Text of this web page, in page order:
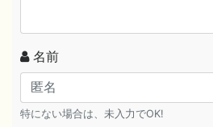
名前
特にない場合は、未入力でOK!